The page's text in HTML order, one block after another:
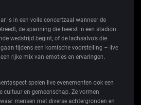
is in een volle concertzaal wanneer de
de spanning die heerst in een stadion
wedstrijd begint, of de lachsalvo’s die
tijdens een komische voorstelling – live
rijke mix van emoties en ervaringen.
spelen live evenementen ook een
cultuur en gemeenschap. Ze vormen
mensen met diverse achtergronden en